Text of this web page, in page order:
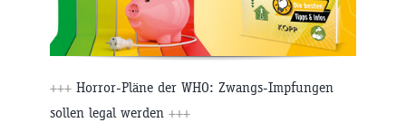
+++ Horror-Pläne der WHO: Zwangs-Impfungen
sollen legal werden +++